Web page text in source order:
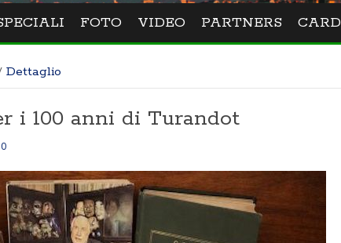
FOTO VIDEO PARTNERS CARD
Dettaglio
i 100 anni di Turandot
0